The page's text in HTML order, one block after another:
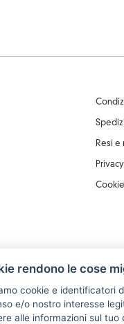
Resi e
rendono le cose
cookie e identificatori
e/o nostro interesse
alle informazioni sul